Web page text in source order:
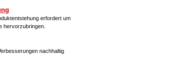
erfordert um
hervorzubringen.
nachhaltig